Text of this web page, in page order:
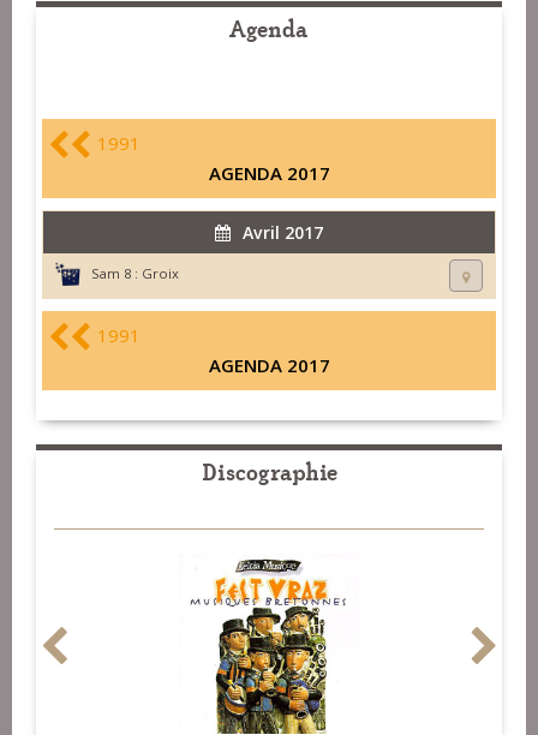
Agenda
1991
AGENDA 2017
Avril 2017
Sam 8 : Groix
1991
AGENDA 2017
Discographie